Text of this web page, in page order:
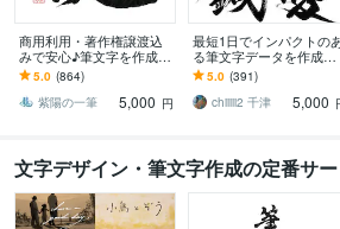
商用利用・著作権譲渡込
みで安心♪筆文字を作成し
ます 総実績900件超大好
評！文字切り抜き・背景
透過も無料♪
5.0 (864)
紫陽の一筆
5,000 円
最短1日でインパクトの
る筆文字データを作成し
ます 高解像度データをス
ピード納品いたします！
5.0 (391)
chiiiii2 千津
5,000
文字デザイン・筆文字作成の定番サ